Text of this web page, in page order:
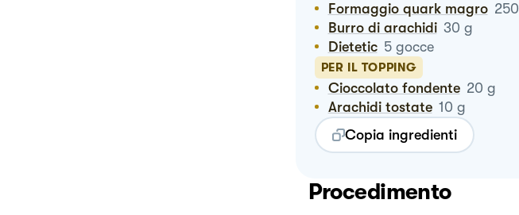
Formaggio quark magro 250
Burro di arachidi 30 g
Dietetic 5 gocce
PER IL TOPPING
Cioccolato fondente 20 g
Arachidi tostate 10 g
Copia ingredienti
Procedimento